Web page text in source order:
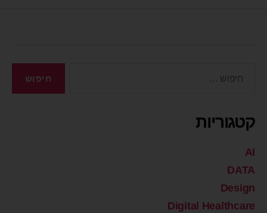
קטגוריות
AI
DATA
Design
Digital Healthcare